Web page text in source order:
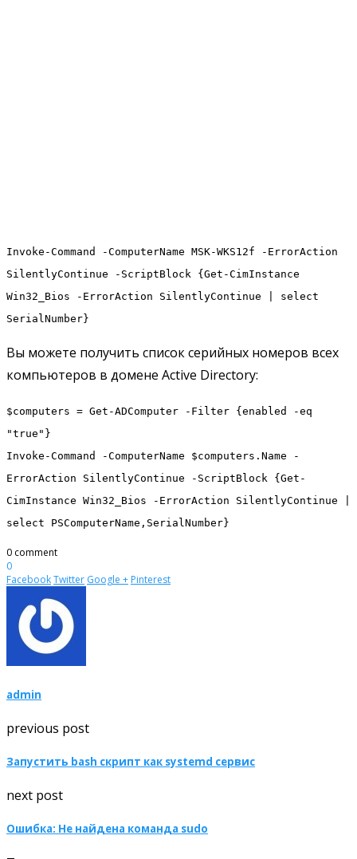
Invoke-Command -ComputerName MSK-WKS12f -ErrorAction
SilentlyContinue -ScriptBlock {Get-CimInstance
Win32_Bios -ErrorAction SilentlyContinue | select
SerialNumber}
Вы можете получить список серийных номеров всех
компьютеров в домене Active Directory:
$computers = Get-ADComputer -Filter {enabled -eq
"true"}
Invoke-Command -ComputerName $computers.Name -
ErrorAction SilentlyContinue -ScriptBlock {Get-
CimInstance Win32_Bios -ErrorAction SilentlyContinue |
select PSComputerName,SerialNumber}
0 comment
0
FacebookTwitter Google + Pinterest
admin
previous post
Запустить bash скрипт как systemd сервис
next post
Ошибка: Не найдена команда sudo